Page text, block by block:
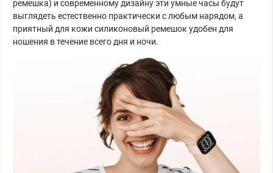
ремешка) и современному дизайну эти умные часы будут
выглядеть естественно практически с любым нарядом, а
приятный для кожи силиконовый ремешок удобен для
ношения в течение всего дня и ночи.